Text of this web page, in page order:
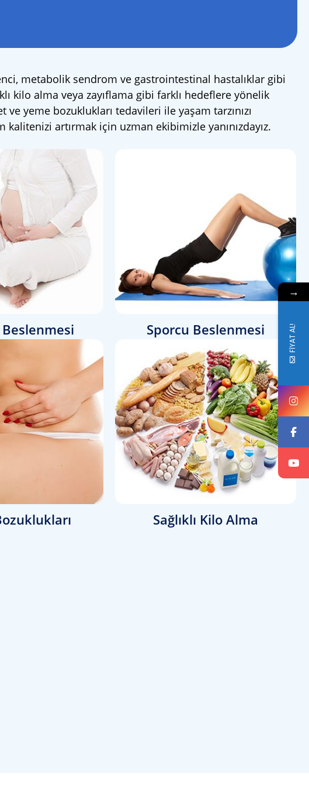
metabolik sendrom ve gastrointestinal hastalıklar gibi
kilo alma veya zayıflama gibi farklı hedeflere yönelik
yeme bozuklukları tedavileri ile yaşam tarzınızı
kalitenizi artırmak için uzman ekibimizle yanınızdayız.
Sporcu Beslenmesi
Sağlıklı Kilo Alma
→
FİYAT AL!